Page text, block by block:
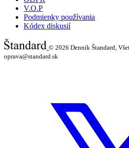
V.O.P
Podmienky používania
Kódex diskusií
© 2026 Denník Štandard,
oprava@standard.sk